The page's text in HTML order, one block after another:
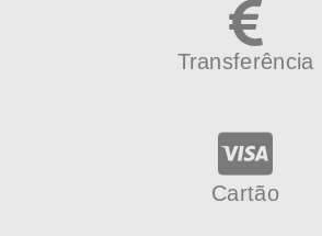
Transferência
Cartão